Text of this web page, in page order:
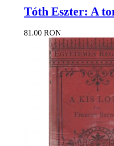
Tóth Eszter: A
81.00 RON